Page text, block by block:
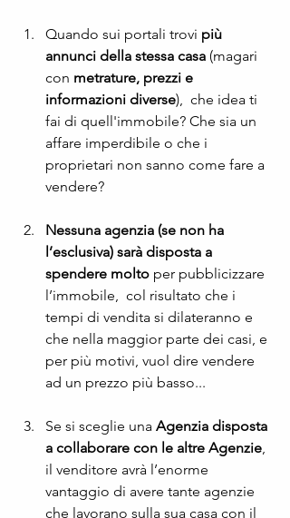
Quando sui portali trovi più
annunci della stessa casa (magari
con metrature, prezzi e
informazioni diverse),  che idea ti
fai di quell'immobile? Che sia un
affare imperdibile o che i
proprietari non sanno come fare a
vendere?
Nessuna agenzia (se non ha
l’esclusiva) sarà disposta a
spendere molto per pubblicizzare
l’immobile,  col risultato che i
tempi di vendita si dilateranno e
che nella maggior parte dei casi, e
per più motivi, vuol dire vendere
ad un prezzo più basso...
Se si sceglie una Agenzia disposta
a collaborare con le altre Agenzie,
il venditore avrà l’enorme
vantaggio di avere tante agenzie
che lavorano sulla sua casa con il